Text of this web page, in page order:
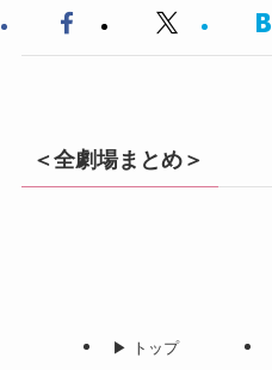
＜全劇場まとめ＞
▶︎ トップ